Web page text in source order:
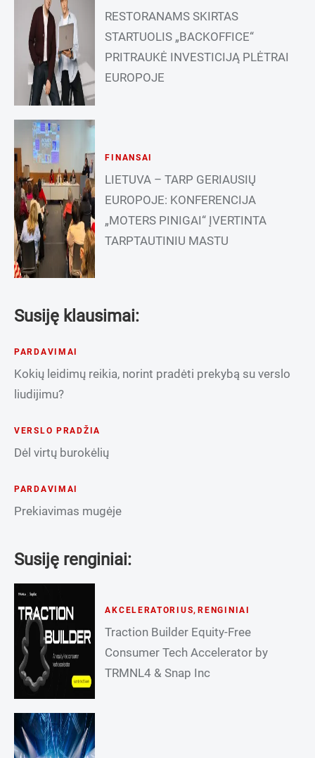
RESTORANAMS SKIRTAS
STARTUOLIS „BACKOFFICE“
PRITRAUKĖ INVESTICIJĄ PLĖTRAI
EUROPOJE
FINANSAI
LIETUVA – TARP GERIAUSIŲ
EUROPOJE: KONFERENCIJA
„MOTERS PINIGAI“ ĮVERTINTA
TARPTAUTINIU MASTU
Susiję klausimai:
PARDAVIMAI
Kokių leidimų reikia, norint pradėti prekybą su verslo
liudijimu?
VERSLO PRADŽIA
Dėl virtų burokėlių
PARDAVIMAI
Prekiavimas mugėje
Susiję renginiai:
AKCELERATORIUS, RENGINIAI
Traction Builder Equity-Free
Consumer Tech Accelerator by
TRMNL4 & Snap Inc